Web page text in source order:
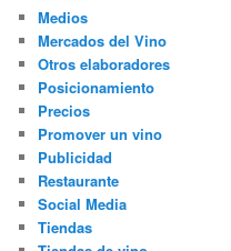
Medios
Mercados del Vino
Otros elaboradores
Posicionamiento
Precios
Promover un vino
Publicidad
Restaurante
Social Media
Tiendas